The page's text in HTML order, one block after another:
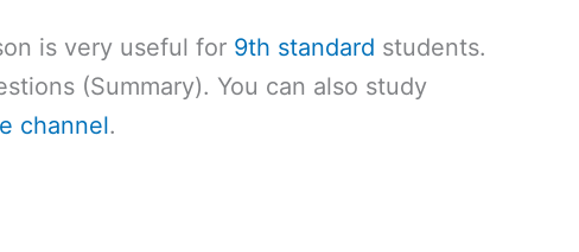
is very useful for 9th standard students.
(Summary). You can also study
channel.